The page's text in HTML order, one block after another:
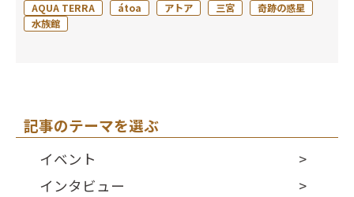
AQUA TERRA átoa アトア 三宮
奇跡の惑星
水族館
記事のテーマを選ぶ
イベント
インタビュー